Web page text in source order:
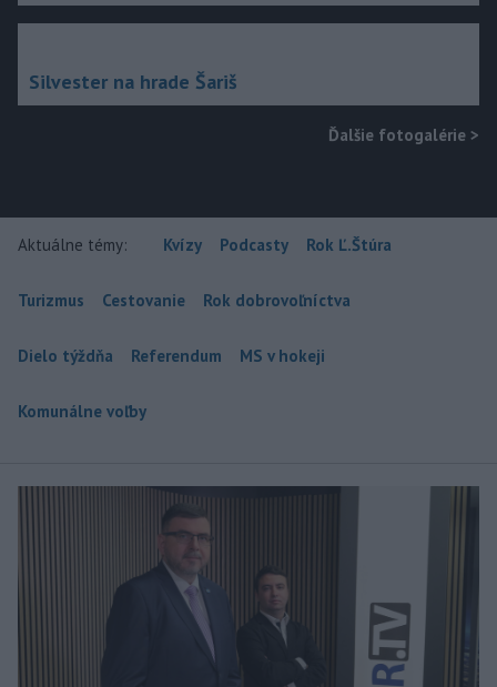
Silvester na hrade Šariš
Ďalšie fotogalérie >
Aktuálne témy: Kvízy Podcasty Rok Ľ.Štúra
Turizmus Cestovanie Rok dobrovoľníctva
Dielo týždňa Referendum MS v hokeji
Komunálne voľby